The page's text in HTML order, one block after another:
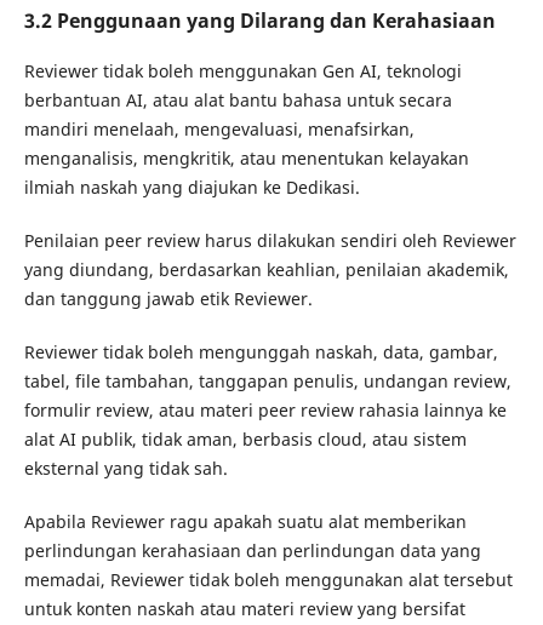
3.2 Penggunaan yang Dilarang dan Kerahasiaan
Reviewer tidak boleh menggunakan Gen AI, teknologi
berbantuan AI, atau alat bantu bahasa untuk secara
mandiri menelaah, mengevaluasi, menafsirkan,
menganalisis, mengkritik, atau menentukan kelayakan
ilmiah naskah yang diajukan ke Dedikasi.
Penilaian peer review harus dilakukan sendiri oleh Reviewer
yang diundang, berdasarkan keahlian, penilaian akademik,
dan tanggung jawab etik Reviewer.
Reviewer tidak boleh mengunggah naskah, data, gambar,
tabel, file tambahan, tanggapan penulis, undangan review,
formulir review, atau materi peer review rahasia lainnya ke
alat AI publik, tidak aman, berbasis cloud, atau sistem
eksternal yang tidak sah.
Apabila Reviewer ragu apakah suatu alat memberikan
perlindungan kerahasiaan dan perlindungan data yang
memadai, Reviewer tidak boleh menggunakan alat tersebut
untuk konten naskah atau materi review yang bersifat